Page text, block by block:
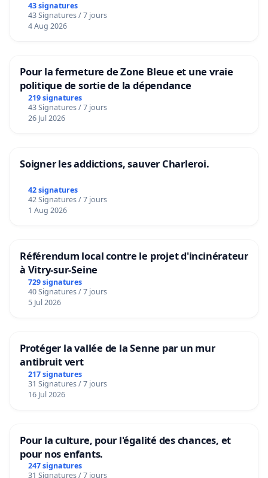
43 signatures
43 Signatures / 7 jours
4 Aug 2026
Pour la fermeture de Zone Bleue et une vraie
politique de sortie de la dépendance
219 signatures
43 Signatures / 7 jours
26 Jul 2026
Soigner les addictions, sauver Charleroi.
42 signatures
42 Signatures / 7 jours
1 Aug 2026
Référendum local contre le projet d'incinérateur
à Vitry-sur-Seine
729 signatures
40 Signatures / 7 jours
5 Jul 2026
Protéger la vallée de la Senne par un mur
antibruit vert
217 signatures
31 Signatures / 7 jours
16 Jul 2026
Pour la culture, pour l'égalité des chances, et
pour nos enfants.
247 signatures
31 Signatures / 7 jours